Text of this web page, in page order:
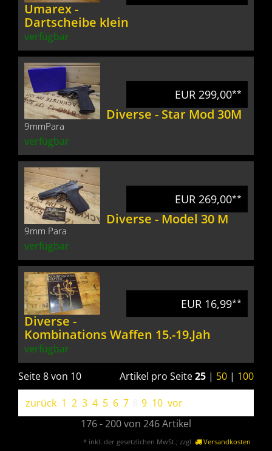
Umarex -
Dartscheibe klein
verfügbar
EUR 299,00**
Diverse - Star Mod 30M
9mmPara
verfügbar
EUR 269,00**
Diverse - Model 30 M
9mm Para
verfügbar
EUR 16,99**
Diverse -
Kombinations Waffen 15.-19.Jah
verfügbar
Artikel pro Seite25 | 50 | 100
Seite 8 von 10
zurück 1 2 3 4 5 6 7 9 10 vor
176 - 200 von 246 Artikel
* inkl. der gesetzlichen MwSt.; zzgl.
Versandkosten